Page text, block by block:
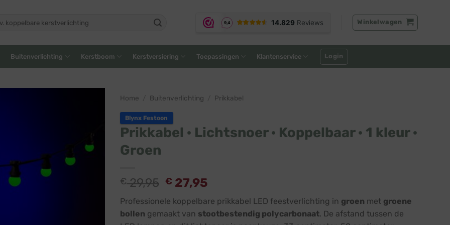
Winkelwagen
Buitenverlichting Kerstboom Kerstversiering Toepassingen Klantenservice Login
Home Buitenverlichting Prikkabel
Blynx Festoon
Prikkabel · Lichtsnoer · Koppelbaar · 1 kleur ·
Groen
€29,95 € 27,95
Professionele koppelbare prikkabel LED feestverlichting in groen met groene
bollen gemaakt van stootbestendig polycarbonaat. De afstand tussen de